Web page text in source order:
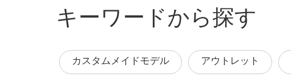
キーワードから探す
カスタムメイドモデル アウトレット